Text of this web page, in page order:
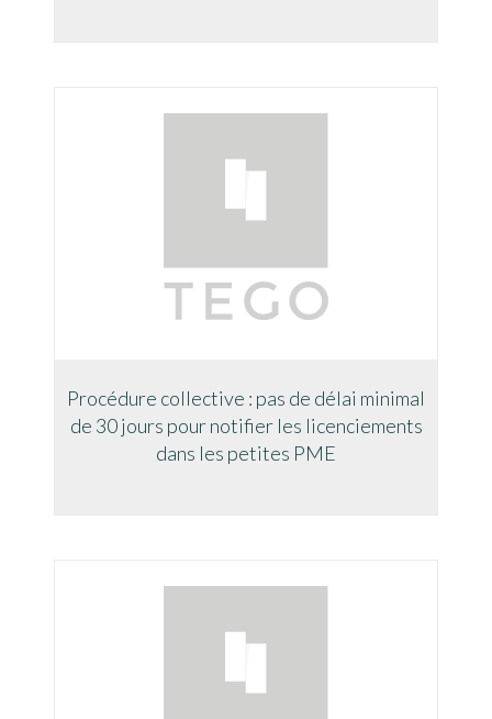
Procédure collective : pas de délai minimal
de 30 jours pour notifier les licenciements
dans les petites PME